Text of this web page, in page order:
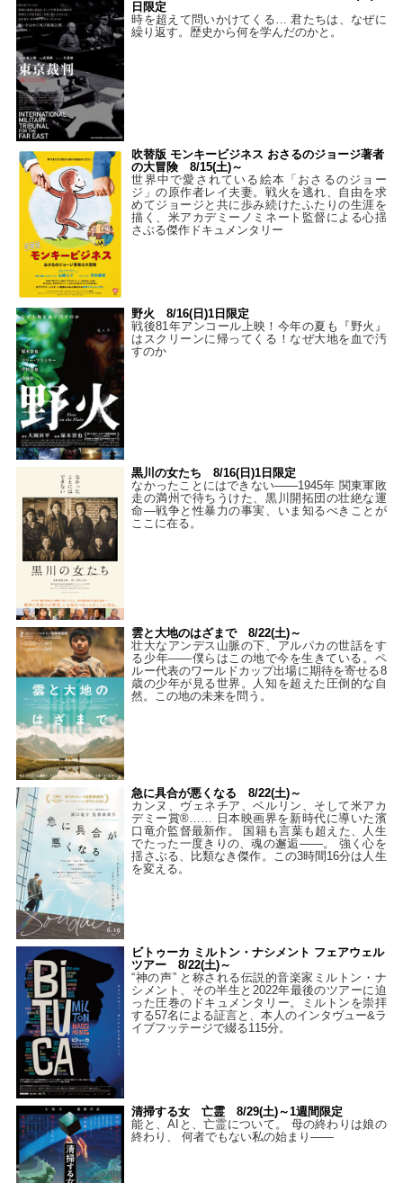
日限定
時を超えて問いかけてくる… 君たちは、なぜに
繰り返す。歴史から何を学んだのかと。
吹替版 モンキービジネス おさるのジョージ著者
の大冒険 8/15(土)～
世界中で愛されている絵本「おさるのジョー
ジ」の原作者レイ夫妻。戦火を逃れ、自由を求
めてジョージと共に歩み続けたふたりの生涯を
描く、米アカデミーノミネート監督による心揺
さぶる傑作ドキュメンタリー
野火 8/16(日)1日限定
戦後81年アンコール上映！今年の夏も『野火』
はスクリーンに帰ってくる！なぜ大地を血で汚
すのか
黒川の女たち 8/16(日)1日限定
なかったことにはできない——1945年 関東軍敗
走の満州で待ちうけた、黒川開拓団の壮絶な運
命―戦争と性暴力の事実、いま知るべきことが
ここに在る。
雲と大地のはざまで 8/22(土)～
壮大なアンデス山脈の下、アルパカの世話をす
る少年――僕らはこの地で今を生きている。ペ
ルー代表のワールドカップ出場に期待を寄せる8
歳の少年が見る世界。人知を超えた圧倒的な自
然。この地の未来を問う。
急に具合が悪くなる 8/22(土)～
カンヌ、ヴェネチア、ベルリン、そして米アカ
デミー賞®…… 日本映画界を新時代に導いた濱
口竜介監督最新作。 国籍も言葉も超えた、人生
でたった一度きりの、魂の邂逅――。 強く心を
揺さぶる、比類なき傑作。この3時間16分は人生
を変える。
ビトゥーカ ミルトン・ナシメント フェアウェル
ツアー 8/22(土)～
“神の声” と称される伝説的音楽家ミルトン・ナ
シメント、その半生と2022年最後のツアーに迫
った圧巻のドキュメンタリー。ミルトンを崇拝
する57名による証言と、本人のインタヴュー&ラ
イブフッテージで綴る115分。
清掃する女 亡霊 8/29(土)～1週間限定
能と、AIと、亡霊について。 母の終わりは娘の
終わり、 何者でもない私の始まり――